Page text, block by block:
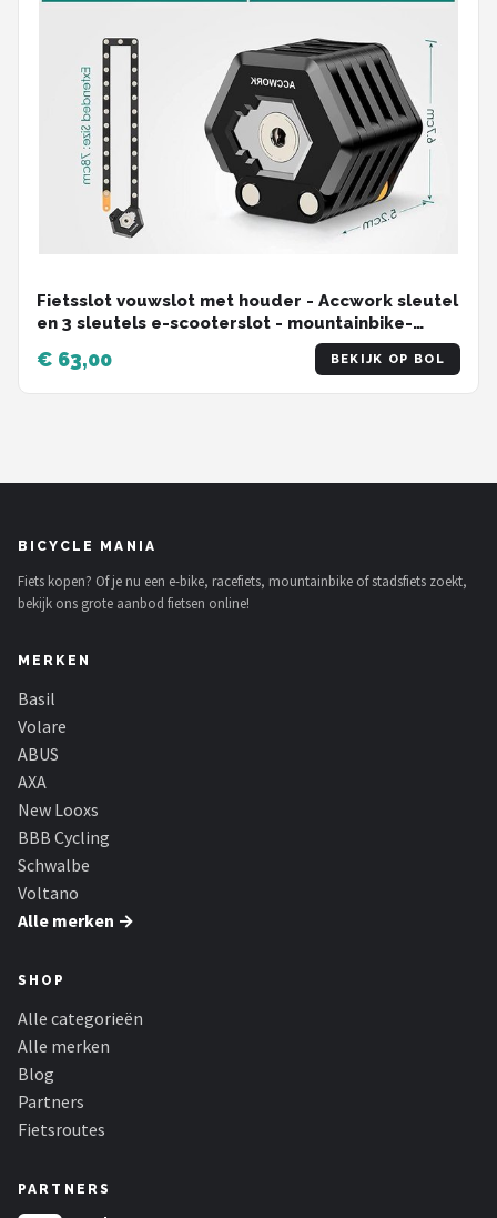
Fietsslot vouwslot met houder - Accwork sleutel
en 3 sleutels e-scooterslot - mountainbike-
€ 63,00 BEKIJK OP BOL
BICYCLE MANIA
Fiets kopen? Of je nu een e-bike, racefiets, mountainbike of stadsfiets zoekt,
bekijk ons grote aanbod fietsen online!
MERKEN
Basil
Volare
ABUS
AXA
New Looxs
BBB Cycling
Schwalbe
Voltano
Alle merken →
SHOP
Alle categorieën
Alle merken
Blog
Partners
Fietsroutes
PARTNERS